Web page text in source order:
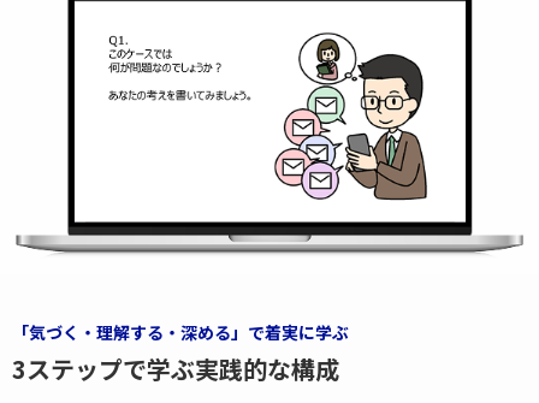
「気づく・理解する・深める」で着実に学ぶ
3ステップで学ぶ実践的な構成